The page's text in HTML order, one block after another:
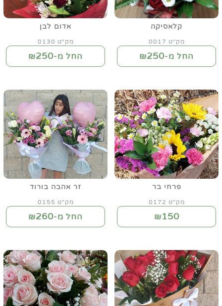
קלאסיקה
מק"ט 0017
החל מ-₪250
אדום לבן
מק"ט 0130
החל מ-₪250
פרחי בר
מק"ט 0172
₪150
זר אהבה בורוד
מק"ט 0155
החל מ-₪260